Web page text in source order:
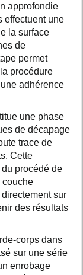
approfondie
effectuent une
la surface
de
permet
procédure
adhérence
une phase
de décapage
trace de
Cette
procédé de
couche
sur
des résultats
corps dans
sur une série
enrobage